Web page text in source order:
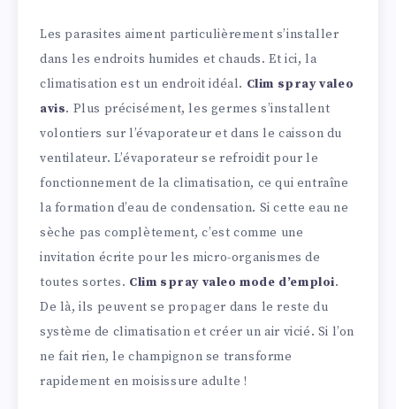
Les parasites aiment particulièrement s’installer
dans les endroits humides et chauds. Et ici, la
climatisation est un endroit idéal. Clim spray valeo
avis. Plus précisément, les germes s’installent
volontiers sur l’évaporateur et dans le caisson du
ventilateur. L’évaporateur se refroidit pour le
fonctionnement de la climatisation, ce qui entraîne
la formation d’eau de condensation. Si cette eau ne
sèche pas complètement, c’est comme une
invitation écrite pour les micro-organismes de
toutes sortes. Clim spray valeo mode d’emploi.
De là, ils peuvent se propager dans le reste du
système de climatisation et créer un air vicié. Si l’on
ne fait rien, le champignon se transforme
rapidement en moisissure adulte !